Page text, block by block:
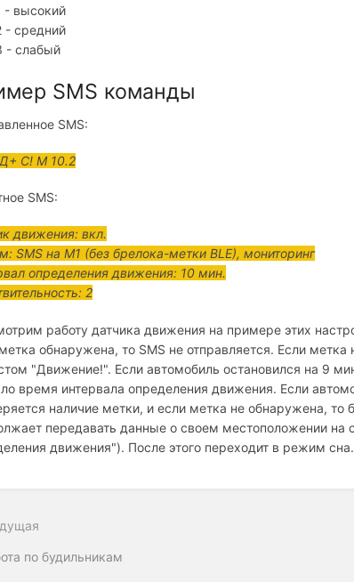
- высокий
- средний
- слабый
SMS команды
SMS:
С! М 10.2
SMS:
движения: вкл.
SMS на M1 (без брелока-метки BLE), мониторинг
определения движения: 10 мин.
2
работу датчика движения на примере этих
обнаружена, то SMS не отправляется. Если
"Движение!". Если автомобиль остановился на 9
время интервала определения движения. Если
наличие метки, и если метка не обнаружена,
передавать данные о своем местоположении на
движения"). После этого переходит в режим сна.
по будильникам